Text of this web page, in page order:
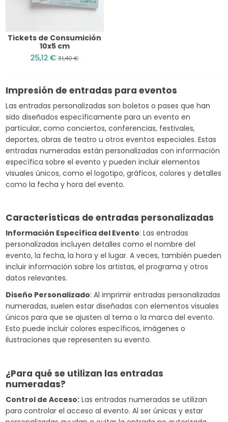
Tickets de Consumición
10x5 cm
25,12 €31,40 €
Impresión de entradas para eventos
Las entradas personalizadas son boletos o pases que han
sido diseñados específicamente para un evento en
particular, como conciertos, conferencias, festivales,
deportes, obras de teatro u otros eventos especiales. Estas
entradas numeradas están personalizadas con información
específica sobre el evento y pueden incluir elementos
visuales únicos, como el logotipo, gráficos, colores y detalles
como la fecha y hora del evento.
Características de entradas personalizadas
Información Específica del Evento: Las entradas
personalizadas incluyen detalles como el nombre del
evento, la fecha, la hora y el lugar. A veces, también pueden
incluir información sobre los artistas, el programa y otros
datos relevantes.
Diseño Personalizado: Al imprimir entradas personalizadas
numeradas, suelen estar diseñadas con elementos visuales
únicos para que se ajusten al tema o la marca del evento.
Esto puede incluir colores específicos, imágenes o
ilustraciones que representen su evento.
¿Para qué se utilizan las entradas
numeradas?
Control de Acceso:Las entradas numeradas se utilizan
para controlar el acceso al evento. Al ser únicas y estar